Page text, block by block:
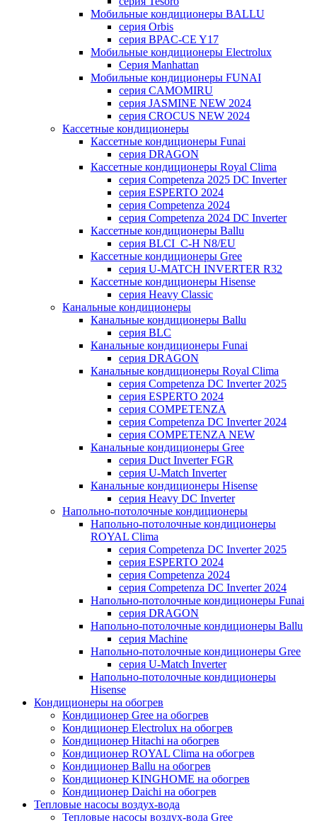
Мобильные кондиционеры BALLU
серия Orbis
серия BPAC-CE Y17
Мобильные кондиционеры Electrolux
Cерия Manhattan
Мобильные кондиционеры FUNAI
серия CAMOMIRU
серия JASMINE NEW 2024
серия CROCUS NEW 2024
Кассетные кондиционеры
Кассетные кондиционеры Funai
серия DRAGON
Кассетные кондиционеры Royal Clima
серия Competenza 2025 DC Inverter
серия ESPERTO 2024
серия Competenza 2024
серия Competenza 2024 DC Inverter
Кассетные кондиционеры Ballu
серия BLCI_C-H N8/EU
Кассетные кондиционеры Gree
серия U-MATCH INVERTER R32
Кассетные кондиционеры Hisense
серия Heavy Classic
Канальные кондиционеры
Канальные кондиционеры Ballu
серия BLC
Канальные кондиционеры Funai
серия DRAGON
Канальные кондиционеры Royal Clima
серия Competenza DC Inverter 2025
серия ESPERTO 2024
серия COMPETENZA
серия Competenza DC Inverter 2024
серия COMPETENZA NEW
Канальные кондиционеры Gree
серия Duct Inverter FGR
серия U-Match Inverter
Канальные кондиционеры Hisense
серия Heavy DC Inverter
Напольно-потолочные кондиционеры
Напольно-потолочные кондиционеры
ROYAL Clima
серия Competenza DC Inverter 2025
серия ESPERTO 2024
серия Competenza 2024
серия Competenza DC Inverter 2024
Напольно-потолочные кондиционеры Funai
серия DRAGON
Напольно-потолочные кондиционеры Ballu
серия Machine
Напольно-потолочные кондиционеры Gree
серия U-Match Inverter
Напольно-потолочные кондиционеры
Hisense
Кондиционеры на обогрев
Кондиционер Gree на обогрев
Кондиционер Electrolux на обогрев
Кондиционер Hitachi на обогрев
Кондиционер ROYAL Clima на обогрев
Кондиционер Ballu на обогрев
Кондиционер KINGHOME на обогрев
Кондиционер Daichi на обогрев
Тепловые насосы воздух-вода
Тепловые насосы воздух-вода Gree